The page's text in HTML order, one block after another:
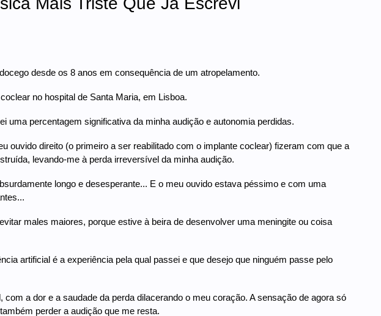
desde os 8 anos em consequência de um atropelamento.
no hospital de Santa Maria, em Lisboa.
uma percentagem significativa da minha audição e autonomia perdidas.
ouvido direito (o primeiro a ser reabilitado com o implante coclear) fizeram com que a
levando-me à perda irreversível da minha audição.
longo e desesperante... E o meu ouvido estava péssimo e com uma
males maiores, porque estive à beira de desenvolver uma meningite ou coisa
artificial é a experiência pela qual passei e que desejo que ninguém passe pelo
a dor e a saudade da perda dilacerando o meu coração. A sensação de agora só
perder a audição que me resta.